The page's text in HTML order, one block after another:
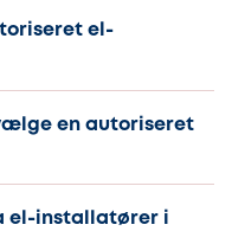
el-
en autoriseret
el-installatører i